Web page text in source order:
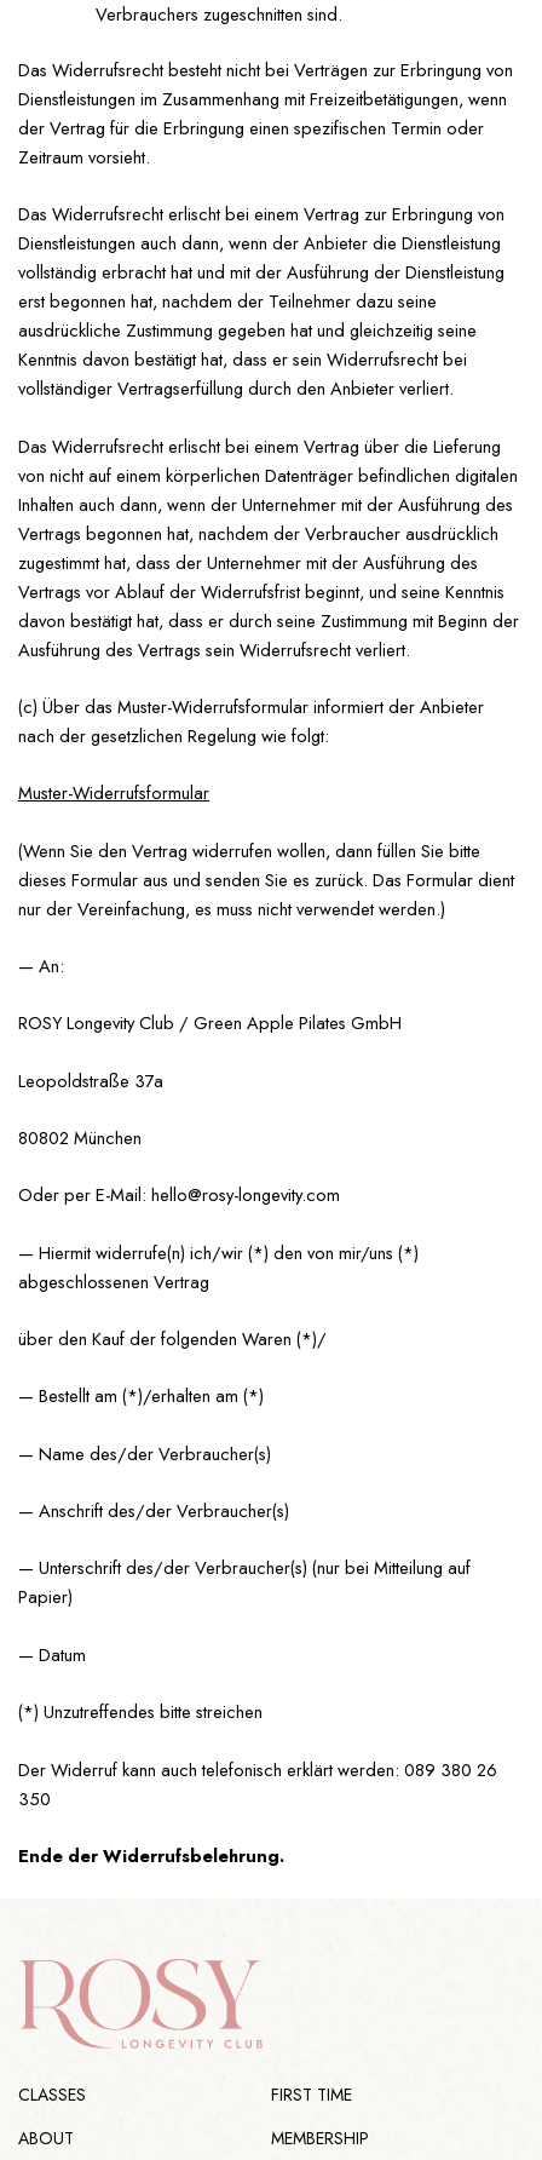
Verbrauchers zugeschnitten sind.
Das Widerrufsrecht besteht nicht bei Verträgen zur Erbringung von
Dienstleistungen im Zusammenhang mit Freizeitbetätigungen, wenn
der Vertrag für die Erbringung einen spezifischen Termin oder
Zeitraum vorsieht.
Das Widerrufsrecht erlischt bei einem Vertrag zur Erbringung von
Dienstleistungen auch dann, wenn der Anbieter die Dienstleistung
vollständig erbracht hat und mit der Ausführung der Dienstleistung
erst begonnen hat, nachdem der Teilnehmer dazu seine
ausdrückliche Zustimmung gegeben hat und gleichzeitig seine
Kenntnis davon bestätigt hat, dass er sein Widerrufsrecht bei
vollständiger Vertragserfüllung durch den Anbieter verliert.
Das Widerrufsrecht erlischt bei einem Vertrag über die Lieferung
von nicht auf einem körperlichen Datenträger befindlichen digitalen
Inhalten auch dann, wenn der Unternehmer mit der Ausführung des
Vertrags begonnen hat, nachdem der Verbraucher ausdrücklich
zugestimmt hat, dass der Unternehmer mit der Ausführung des
Vertrags vor Ablauf der Widerrufsfrist beginnt, und seine Kenntnis
davon bestätigt hat, dass er durch seine Zustimmung mit Beginn der
Ausführung des Vertrags sein Widerrufsrecht verliert.
(c) Über das Muster-Widerrufsformular informiert der Anbieter
nach der gesetzlichen Regelung wie folgt:
Muster-Widerrufsformular
(Wenn Sie den Vertrag widerrufen wollen, dann füllen Sie bitte
dieses Formular aus und senden Sie es zurück. Das Formular dient
nur der Vereinfachung, es muss nicht verwendet werden.)
— An:
ROSY Longevity Club / Green Apple Pilates GmbH
Leopoldstraße 37a
80802 München
Oder per E-Mail: hello@rosy-longevity.com
— Hiermit widerrufe(n) ich/wir (*) den von mir/uns (*)
abgeschlossenen Vertrag
über den Kauf der folgenden Waren (*)/
— Bestellt am (*)/erhalten am (*)
— Name des/der Verbraucher(s)
— Anschrift des/der Verbraucher(s)
— Unterschrift des/der Verbraucher(s) (nur bei Mitteilung auf
Papier)
— Datum
(*) Unzutreffendes bitte streichen
Der Widerruf kann auch telefonisch erklärt werden: 089 380 26
350
Ende der Widerrufsbelehrung.
CLASSES
FIRST TIME
ABOUT
MEMBERSHIP